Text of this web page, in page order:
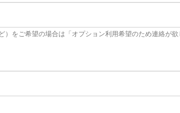
をご希望の場合は「オプション利用希望のため連絡が欲